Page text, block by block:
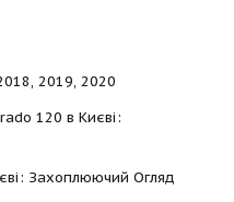
2019, 2020
120 в Києві:
Захоплюючий Огляд